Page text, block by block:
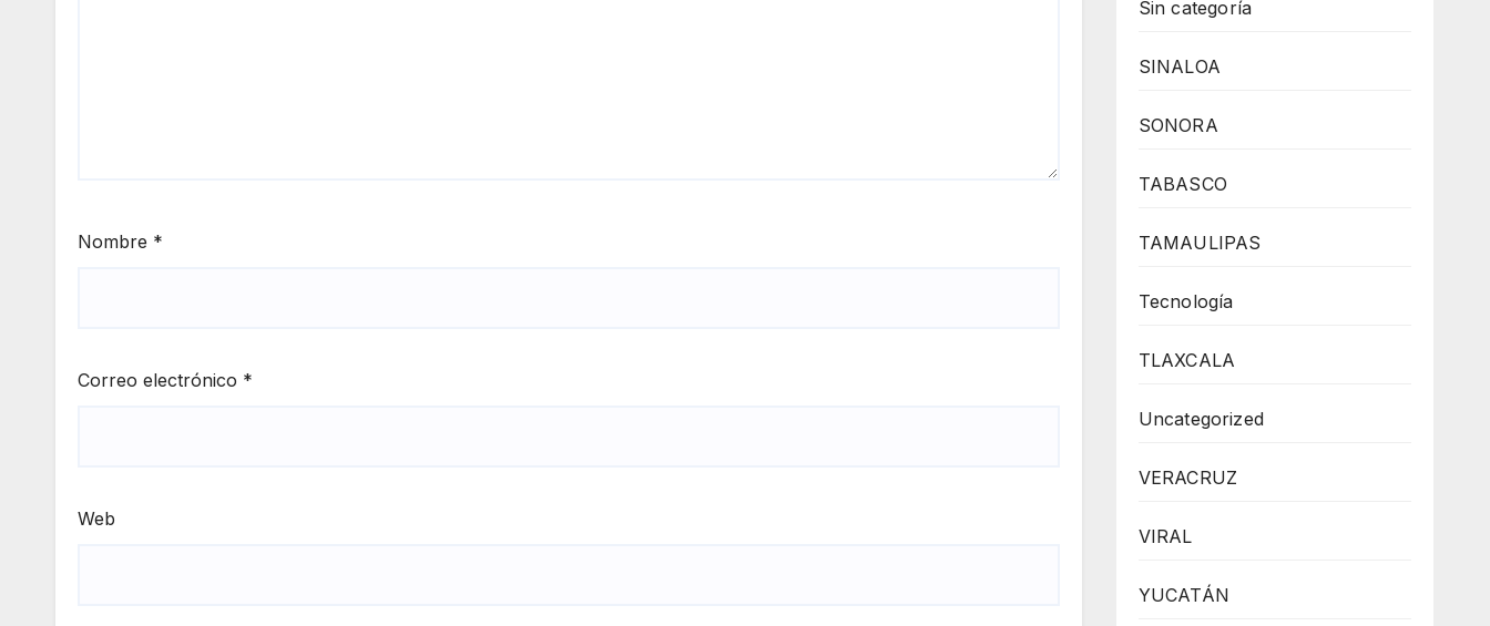
Nombre *
Correo electrónico *
Web
Sin categoría
SINALOA
SONORA
TABASCO
TAMAULIPAS
Tecnología
TLAXCALA
Uncategorized
VERACRUZ
VIRAL
YUCATÁN